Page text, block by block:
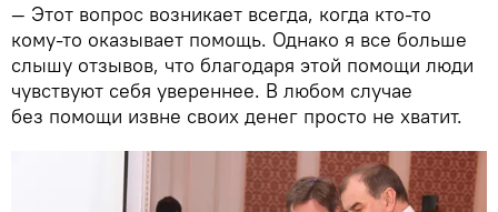
— Этот вопрос возникает всегда, когда кто-то
кому-то оказывает помощь. Однако я все больше
слышу отзывов, что благодаря этой помощи люди
чувствуют себя увереннее. В любом случае
без помощи извне своих денег просто не хватит.